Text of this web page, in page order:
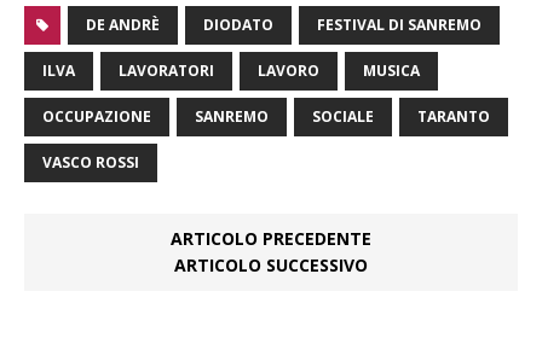
DE ANDRÈ DIODATO FESTIVAL DI SANREMO
ILVA LAVORATORI LAVORO MUSICA
OCCUPAZIONE SANREMO SOCIALE TARANTO
VASCO ROSSI
ARTICOLO PRECEDENTE
ARTICOLO SUCCESSIVO